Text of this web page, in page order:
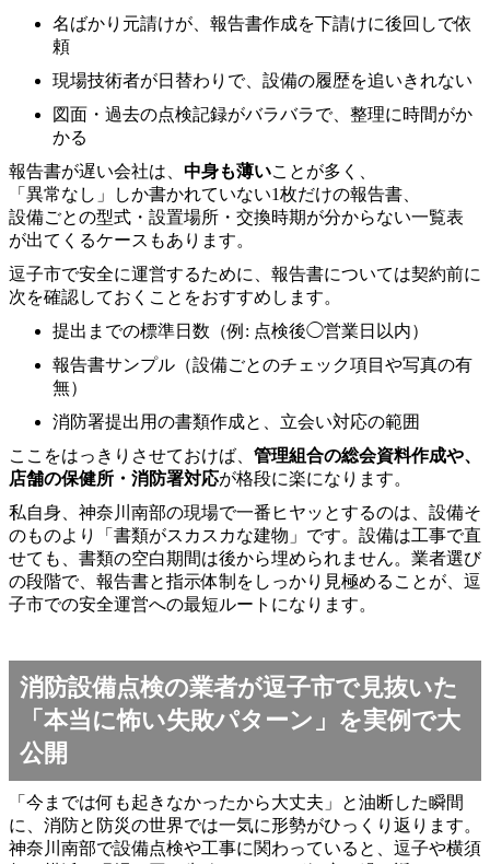
名ばかり元請けが、報告書作成を下請けに後回しで依
頼
現場技術者が日替わりで、設備の履歴を追いきれない
図面・過去の点検記録がバラバラで、整理に時間がか
かる
報告書が遅い会社は、 中身も薄いことが多く、
「異常なし」しか書かれていない1枚だけの報告書、
設備ごとの型式・設置場所・交換時期が分からない一覧表
が出てくるケースもあります。
逗子市で安全に運営するために、報告書については契約前に
次を確認しておくことをおすすめします。
提出までの標準日数（例: 点検後◯営業日以内）
報告書サンプル（設備ごとのチェック項目や写真の有
無）
消防署提出用の書類作成と、立会い対応の範囲
ここをはっきりさせておけば、 管理組合の総会資料作成や、
店舗の保健所・消防署対応が格段に楽になります。
私自身、神奈川南部の現場で一番ヒヤッとするのは、設備そ
のものより「書類がスカスカな建物」です。設備は工事で直
せても、書類の空白期間は後から埋められません。業者選び
の段階で、報告書と指示体制をしっかり見極めることが、逗
子市での安全運営への最短ルートになります。
消防設備点検の業者が逗子市で見抜いた
「本当に怖い失敗パターン」を実例で大
公開
「今までは何も起きなかったから大丈夫」と油断した瞬間
に、消防と防災の世界では一気に形勢がひっくり返ります。
神奈川南部で設備点検や工事に関わっていると、逗子や横須